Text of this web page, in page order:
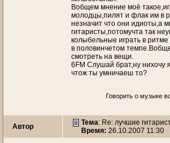
Вобщем мнение моё
молодцы,пилят и флак им в
незначит что они идиоты,а
гитаристы,потомучта так
колыбельные играть в ритме
в половинчетом
смотреть на вещи.
6FM Слушай брат,ну нихочу
чтож ты умничаеш то?
Говорить о музыке
Автор Тема: Re: лучшие
Время: 26.10.2007 11:30